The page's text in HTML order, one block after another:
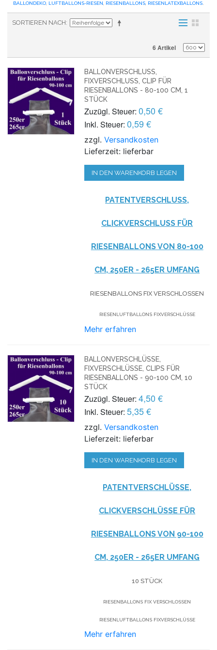
BALLONDEKO LUFTBALLONS-RIESEN RIESENBALLONS RIESENLATEXBALLONS
SORTIEREN NACH
6 Artikel
BALLONVERSCHLUSS,
FIXVERSCHLUSS, CLIP FÜR
RIESENBALLONS - 80-100 CM, 1
STÜCK
Zuzügl. Steuer: 0,50 €
Inkl. Steuer: 0,59 €
zzgl.Versandkosten
Lieferzeit: lieferbar
IN DEN WARENKORB LEGEN
PATENTVERSCHLUSS,
CLICKVERSCHLUSS FÜR
RIESENBALLONS VON 80-100
CM, 250ER - 265ER UMFANG
RIESENBALLONS FIX VERSCHLOSSEN
RIESENLUFTBALLONS FIXVERSCHLÜSSE
Mehr erfahren
BALLONVERSCHLÜSSE,
FIXVERSCHLÜSSE, CLIPS FÜR
RIESENBALLONS - 90-100 CM, 10
STÜCK
Zuzügl. Steuer: 4,50 €
Inkl. Steuer: 5,35 €
zzgl.Versandkosten
Lieferzeit: lieferbar
IN DEN WARENKORB LEGEN
PATENTVERSCHLÜSSE,
CLICKVERSCHLÜSSE FÜR
RIESENBALLONS VON 90-100
CM, 250ER - 265ER UMFANG
10 STÜCK
RIESENBALLONS FIX VERSCHLOSSEN
RIESENLUFTBALLONS FIXVERSCHLÜSSE
Mehr erfahren